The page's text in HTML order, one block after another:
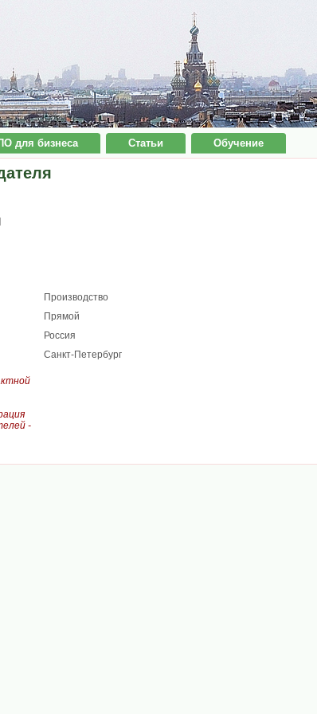
для бизнеса Статьи Обучение
Производство
Прямой
Россия
Санкт-Петербург
-